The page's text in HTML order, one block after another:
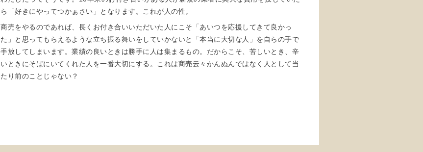
ら「好きにやってつかぁさい」となります。これが人の性。
商売をやるのであれば、長くお付き合いいただいた人にこそ「あいつを応援してきて良かっ
た」と思ってもらえるような立ち振る舞いをしていかないと「本当に大切な人」を自らの手で
手放してしまいます。業績の良いときは勝手に人は集まるもの。だからこそ、苦しいとき、辛
いときにそばにいてくれた人を一番大切にする。これは商売云々かんぬんではなく人として当
たり前のことじゃない？